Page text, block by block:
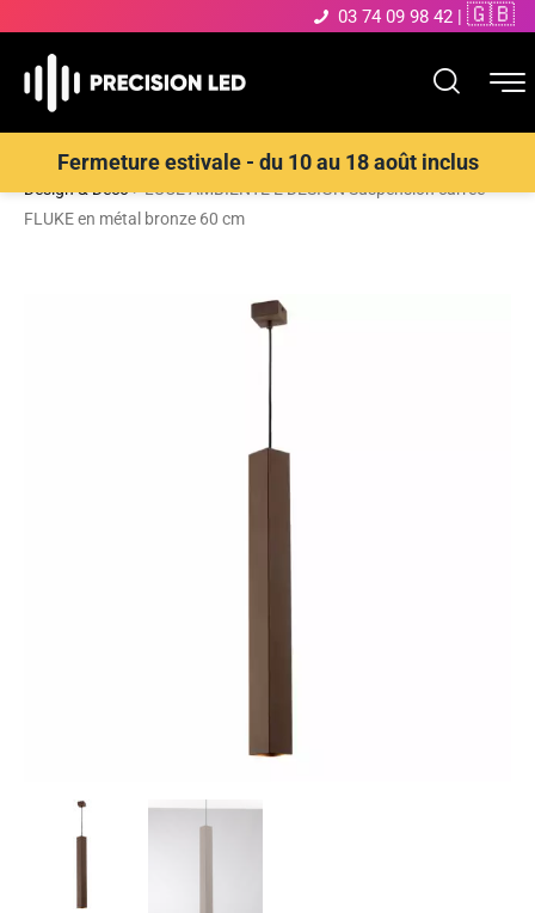
03 74 09 98 42 | 🇬🇧
Fermeture estivale - du 10 au 18 août inclus
Accueil>Boutique>ECLAIRAGE INTERIEUR LED>Suspensions
Design & Déco>LUCE AMBIENTE E DESIGN Suspension carrée
FLUKE en métal bronze 60 cm